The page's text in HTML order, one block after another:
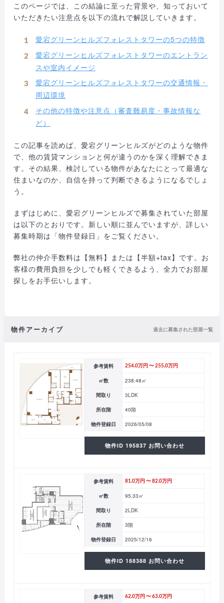
このページでは、この結論に至った背景や、知っておいて
いただきたい注意点を以下の流れで解説していきます。
愛宕グリーンヒルズフォレストタワーの5つの特徴
愛宕グリーンヒルズフォレストタワーのエントラン
スや室内イメージ
愛宕グリーンヒルズフォレストタワーの交通情報・
周辺環境
その他の特徴や注意点（審査難易度・事故情報な
ど）
この記事を読めば、愛宕グリーンヒルズがどのような物件
で、他の賃貸マンションと何が違うのかを深く理解できま
す。その結果、検討している物件があなたにとって最適な
住まいなのか、自信を持って判断できるようになるでしょ
う。
まずはじめに、愛宕グリーンヒルズで募集されていた部屋
は以下のとおりです。新しい順に並んでいますが、詳しい
募集時期は「物件登録日」をご覧ください。
弊社の仲介手数料は【無料】または【半額+tax】です。お
客様の費用負担を少しでも軽くできるよう、全力でお部屋
探しをお手伝いします。
物件アーカイブ 過去に募集された部屋一覧
参考賃料 254.0万円 〜 255.0万円
㎡数 238.48㎡
間取り 3LDK
所在階 40階
物件登録日 2026/05/08
物件ID 195837 お問い合わせ
参考賃料 81.0万円 〜 82.0万円
㎡数 95.33㎡
間取り 2LDK
所在階 3階
物件登録日 2025/12/16
物件ID 188388 お問い合わせ
参考賃料 62.0万円 〜 63.0万円